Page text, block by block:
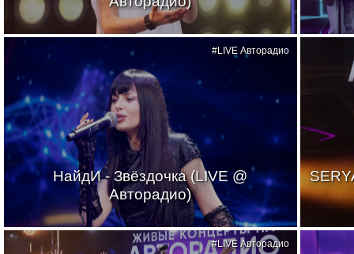
НайдИ - Звёздочка (LIVE @
Авторадио)
#LIVE Авторадио
#LIVE Авторадио